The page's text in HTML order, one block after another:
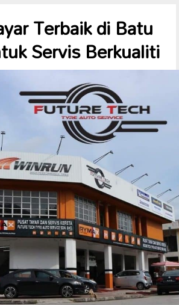
Terbaik di Batu
Servis Berkualiti